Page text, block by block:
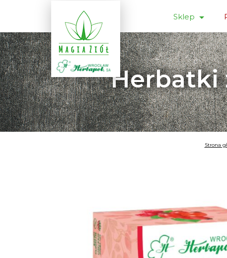
Sklep
Herbatki
Strona